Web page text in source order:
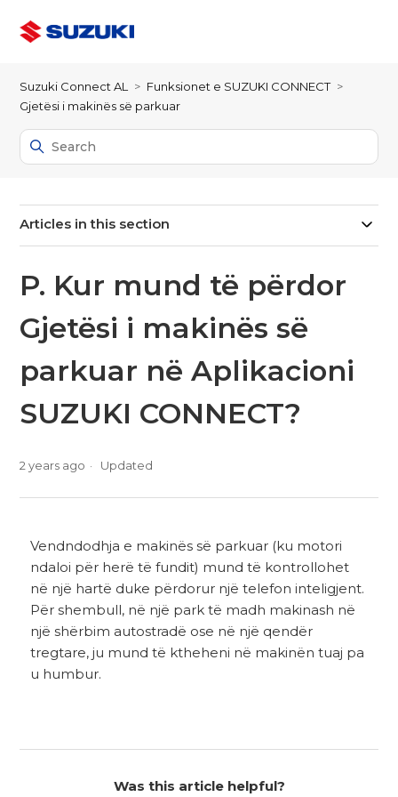
Suzuki Connect AL
Funksionet e SUZUKI CONNECT
Gjetësi i makinës së parkuar
Articles in this section
P. Kur mund të përdor
Gjetësi i makinës së
parkuar në Aplikacioni
SUZUKI CONNECT?
2 years ago Updated
Vendndodhja e makinës së parkuar (ku motori
ndaloi për herë të fundit) mund të kontrollohet
në një hartë duke përdorur një telefon inteligjent.
Për shembull, në një park të madh makinash në
një shërbim autostradë ose në një qendër
tregtare, ju mund të ktheheni në makinën tuaj pa
u humbur.
Was this article helpful?